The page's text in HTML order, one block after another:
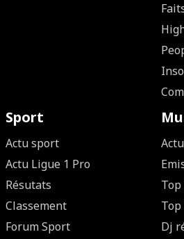
Sport
Actu sport
Actu Ligue 1 Pro
Résutats
Classement
Forum Sport
Dj